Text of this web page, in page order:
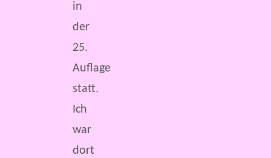
in
der
25.
Auflage
statt.
Ich
war
dort